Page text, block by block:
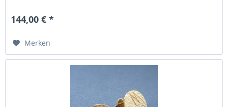
144,00 € *
Merken